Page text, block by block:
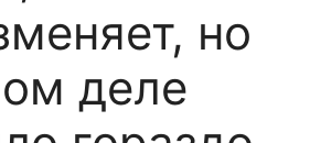
но
деле